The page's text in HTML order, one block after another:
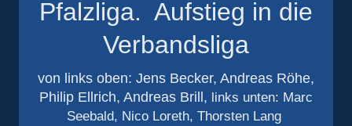
Pfalzliga. Aufstieg in die
Verbandsliga
von links oben: Jens Becker, Andreas Röhe,
Philip Ellrich, Andreas Brill, links unten: Marc
Seebald, Nico Loreth, Thorsten Lang